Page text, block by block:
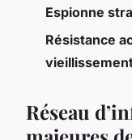
Espionne
Résistance
Réseau